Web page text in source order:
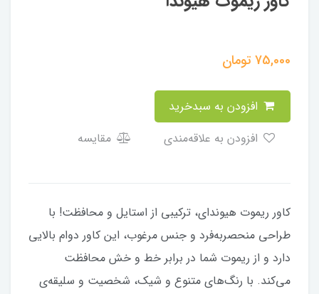
75,000تومان
مقایسه
کاور ریموت هیوندای، ترکیبی از استایل و محافظت! با
طراحی منحصربه‌فرد و جنس مرغوب، این کاور دوام بالایی
دارد و از ریموت شما در برابر خط و خش محافظت
می‌کند. با رنگ‌های متنوع و شیک، شخصیت و سلیقه‌ی